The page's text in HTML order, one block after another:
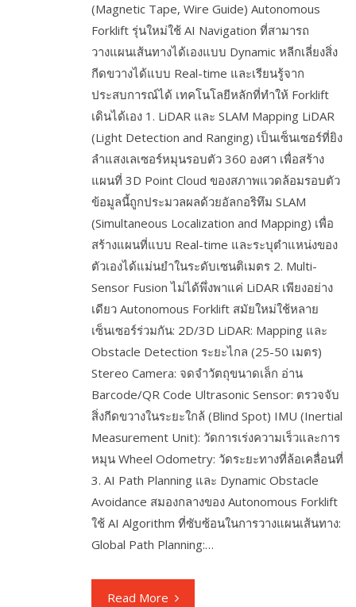
(Magnetic Tape, Wire Guide) Autonomous
Forklift รุ่นใหม่ใช้ AI Navigation ที่สามารถ
วางแผนเส้นทางได้เองแบบ Dynamic หลีกเลี่ยงสิ่ง
กีดขวางได้แบบ Real-time และเรียนรู้จาก
ประสบการณ์ได้ เทคโนโลยีหลักที่ทำให้ Forklift
เดินได้เอง 1. LiDAR และ SLAM Mapping LiDAR
(Light Detection and Ranging) เป็นเซ็นเซอร์ที่ยิง
ลำแสงเลเซอร์หมุนรอบตัว 360 องศา เพื่อสร้าง
แผนที่ 3D Point Cloud ของสภาพแวดล้อมรอบตัว
ข้อมูลนี้ถูกประมวลผลด้วยอัลกอริทึม SLAM
(Simultaneous Localization and Mapping) เพื่อ
สร้างแผนที่แบบ Real-time และระบุตำแหน่งของ
ตัวเองได้แม่นยำในระดับเซนติเมตร 2. Multi-
Sensor Fusion ไม่ได้พึ่งพาแค่ LiDAR เพียงอย่าง
เดียว Autonomous Forklift สมัยใหม่ใช้หลาย
เซ็นเซอร์ร่วมกัน: 2D/3D LiDAR: Mapping และ
Obstacle Detection ระยะไกล (25-50 เมตร)
Stereo Camera: จดจำวัตถุขนาดเล็ก อ่าน
Barcode/QR Code Ultrasonic Sensor: ตรวจจับ
สิ่งกีดขวางในระยะใกล้ (Blind Spot) IMU (Inertial
Measurement Unit): วัดการเร่งความเร็วและการ
หมุน Wheel Odometry: วัดระยะทางที่ล้อเคลื่อนที่
3. AI Path Planning และ Dynamic Obstacle
Avoidance สมองกลางของ Autonomous Forklift
ใช้ AI Algorithm ที่ซับซ้อนในการวางแผนเส้นทาง:
Global Path Planning:…
Read More